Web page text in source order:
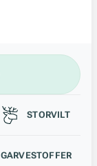
STORVILT
GARVESTOFFER